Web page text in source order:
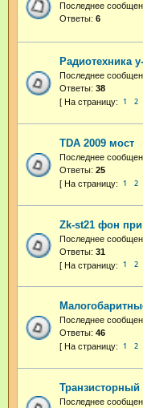
Последнее
Ответы: 6
Радиотехника
Последнее
Ответы: 38
1 2
TDA 2009 мост
Последнее
Ответы: 25
1 2
Zk-st21 фон
Последнее
Ответы: 31
1 2
Последнее
Ответы: 46
1 2
Транзисторный
Последнее